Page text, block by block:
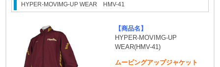
HYPER-MOVIMG-UP WEAR HMV-41
【商品名】
HYPER-MOVIMG-UP
WEAR(HMV-41)
ムービングアップジャケット